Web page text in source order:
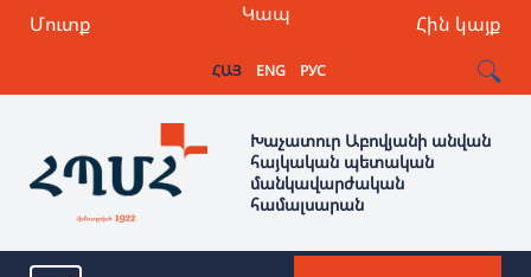
Մուտք Հին կայք
Կապ
ՀԱՅ ENG РУС
Խաչատուր Աբովյանի անվան
հայկական պետական
մանկավարժական
համալսարան